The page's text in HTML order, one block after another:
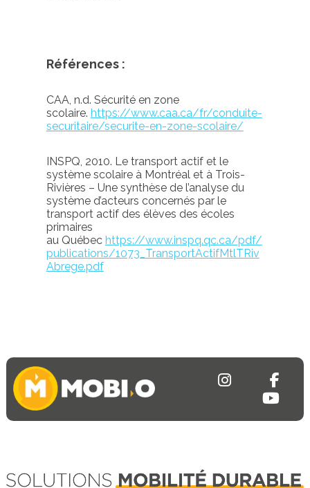
Références :
CAA, n.d. Sécurité en zone
scolaire. https://www.caa.ca/fr/conduite-
securitaire/securite-en-zone-scolaire/
INSPQ, 2010. Le transport actif et le
système scolaire à Montréal et à Trois-
Rivières – Une synthèse de l’analyse du
système d’acteurs concernés par le
transport actif des élèves des écoles
primaires
au Québec https://www.inspq.qc.ca/pdf/
publications/1073_TransportActifMtlTRiv
Abrege.pdf